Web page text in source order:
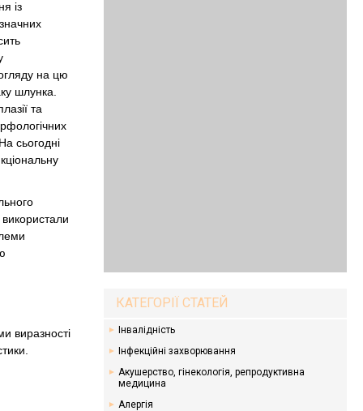
із
на цю
шлунка.
та
сьогодні
виразності
КАТЕГОРІЇ СТАТЕЙ
Інвалідність
Інфекційні захворювання
Акушерство, гінекологія, репродуктивна
медицина
Алергія